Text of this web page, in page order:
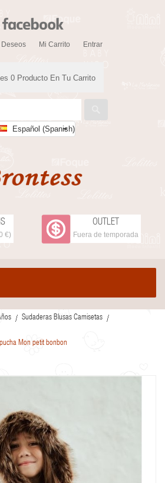
Deseos Mi Carrito Entrar
0 Producto En Tu Carrito
Español (Spanish)
€)
OUTLET
Fuera de temporada
Sudaderas Blusas Camisetas
Mon petit bonbon